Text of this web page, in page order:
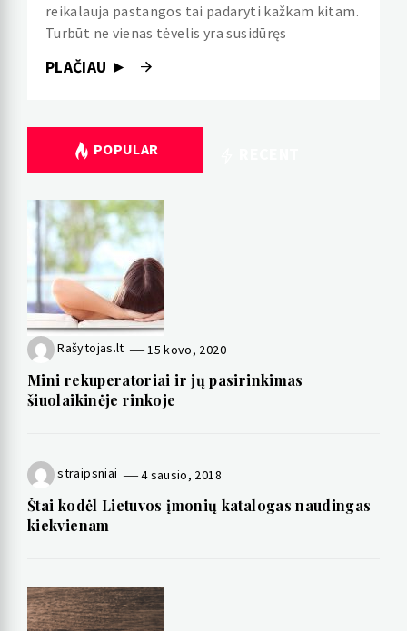
reikalauja pastangos tai padaryti kažkam kitam.
Turbūt ne vienas tėvelis yra susidūręs
PLAČIAU ►
POPULAR
Rašytojas.lt 15 kovo, 2020
Mini rekuperatoriai ir jų pasirinkimas
šiuolaikinėje rinkoje
straipsniai 4 sausio, 2018
Štai kodėl Lietuvos įmonių katalogas naudingas
kiekvienam